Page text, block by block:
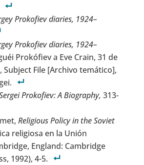
Prokofiev diaries, 1924–
Prokofiev diaries, 1924–
Prokófiev a Eve Crain, 31 de
Subject File [Archivo temático],
Prokofiev: A Biography, 313-
Religious Policy in the Soviet
religiosa en la Unión
England: Cambridge
1992), 4-5.